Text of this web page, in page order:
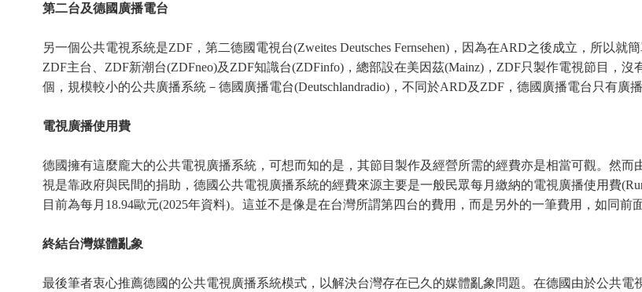
第二台及德國廣播電台
另一個公共電視系統是ZDF，第二德國電視台(Zweites Deutsches Fernsehen)，因為在ARD之後成立，所以
ZDF主台、ZDF新潮台(ZDFneo)及ZDF知識台(ZDFinfo)，總部設在美因茲(Mainz)，ZDF只製作電視節目，
個，規模較小的公共廣播系統－德國廣播電台(Deutschlandradio)，不同於ARD及ZDF，德國廣播電台只有廣
電視廣播使用費
德國擁有這麼龐大的公共電視廣播系統，可想而知的是，其節目製作及經營所需的經費亦是相當可觀。然
視是靠政府與民間的捐助，德國公共電視廣播系統的經費來源主要是一般民眾每月繳納的電視廣播使用費
目前為每月18.94歐元(2025年資料)。這並不是像是在台灣所謂第四台的費用，而是另外的一筆費用，如同前
終結台灣媒體亂象
最後筆者衷心推薦德國的公共電視廣播系統模式，以解決台灣存在已久的媒體亂象問題。在德國由於公共